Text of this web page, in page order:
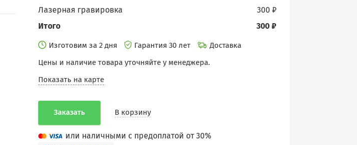
300 ₽
Лазерная гравировка
300 ₽
Итого
Изготовим за 2 дня Гарантия 30 лет
Доставка
Цены и наличие товара уточняйте у менеджера.
Показать на карте
Заказать В корзину
или наличными с предоплатой от 30%